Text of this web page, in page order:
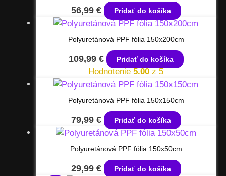
56,99 € Pridať do košíka
Polyuretánová PPF fólia 150x200cm
109,99 € Pridať do košíka
Hodnotenie5.00z 5
Polyuretánová PPF fólia 150x150cm
79,99 € Pridať do košíka
Polyuretánová PPF fólia 150x50cm
29,99 € Pridať do košíka